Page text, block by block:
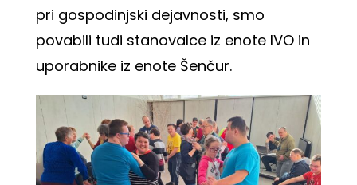
pri gospodinjski dejavnosti, smo
povabili tudi stanovalce iz enote IVO in
uporabnike iz enote Šenčur.